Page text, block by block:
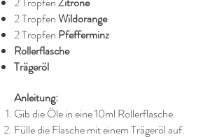
2 TropfenWildorange
2 Tropfen Pfefferminz
Rollerflasche
Trägeröl
Anleitung:
Gib die Öle in eine 10ml Rollerflasche.
Fülle die Flasche mit einem Trägeröl auf.